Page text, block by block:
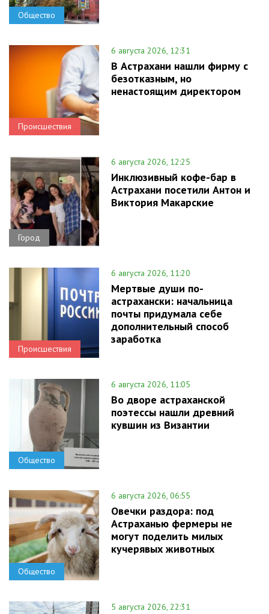
Общество
Происшествия
6 августа 2026, 12:31
В Астрахани нашли фирму с
безотказным, но
ненастоящим директором
Город
6 августа 2026, 12:25
Инклюзивный кофе-бар в
Астрахани посетили Антон и
Виктория Макарские
Происшествия
6 августа 2026, 11:20
Мертвые души по-
астрахански: начальница
почты придумала себе
дополнительный способ
заработка
Общество
6 августа 2026, 11:05
Во дворе астраханской
поэтессы нашли древний
кувшин из Византии
Общество
6 августа 2026, 06:55
Овечки раздора: под
Астраханью фермеры не
могут поделить милых
кучерявых животных
5 августа 2026, 22:31